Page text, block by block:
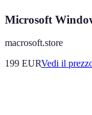
Microsoft
macrosoft.store
199 EURVedi il